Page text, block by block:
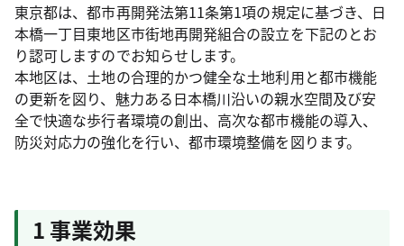
東京都は、都市再開発法第11条第1項の規定に基づき、日
本橋一丁目東地区市街地再開発組合の設立を下記のとお
り認可しますのでお知らせします。
本地区は、土地の合理的かつ健全な土地利用と都市機能
の更新を図り、魅力ある日本橋川沿いの親水空間及び安
全で快適な歩行者環境の創出、高次な都市機能の導入、
防災対応力の強化を行い、都市環境整備を図ります。
1 事業効果